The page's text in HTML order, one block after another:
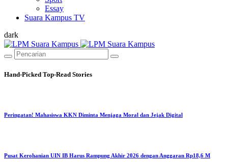
Essay
Suara Kampus TV
dark
Hand-Picked Top-Read Stories
Peringatan! Mahasiswa KKN Diminta Menjaga Moral dan Jejak Digital
Pusat Kerohanian UIN IB Harus Rampung Akhir 2026 dengan Anggaran Rp18,6 M